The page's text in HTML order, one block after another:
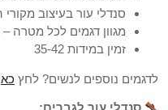
סנדלי עור בעיצוב
מגוון דגמים לכל מטרה –
זמין במידות 35-42
לדגמים נוספים לנשים? לחץ
סנדלי עור לגברים: